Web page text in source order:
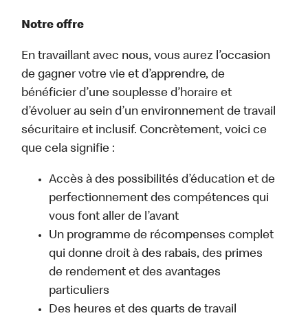
Notre offre
En travaillant avec nous, vous aurez l’occasion
de gagner votre vie et d’apprendre, de
bénéficier d’une souplesse d’horaire et
d’évoluer au sein d’un environnement de travail
sécuritaire et inclusif. Concrètement, voici ce
que cela signifie :
Accès à des possibilités d’éducation et de
perfectionnement des compétences qui
vous font aller de l’avant
Un programme de récompenses complet
qui donne droit à des rabais, des primes
de rendement et des avantages
particuliers
Des heures et des quarts de travail